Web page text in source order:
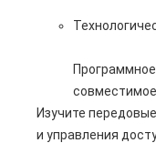
Изучите
и управления